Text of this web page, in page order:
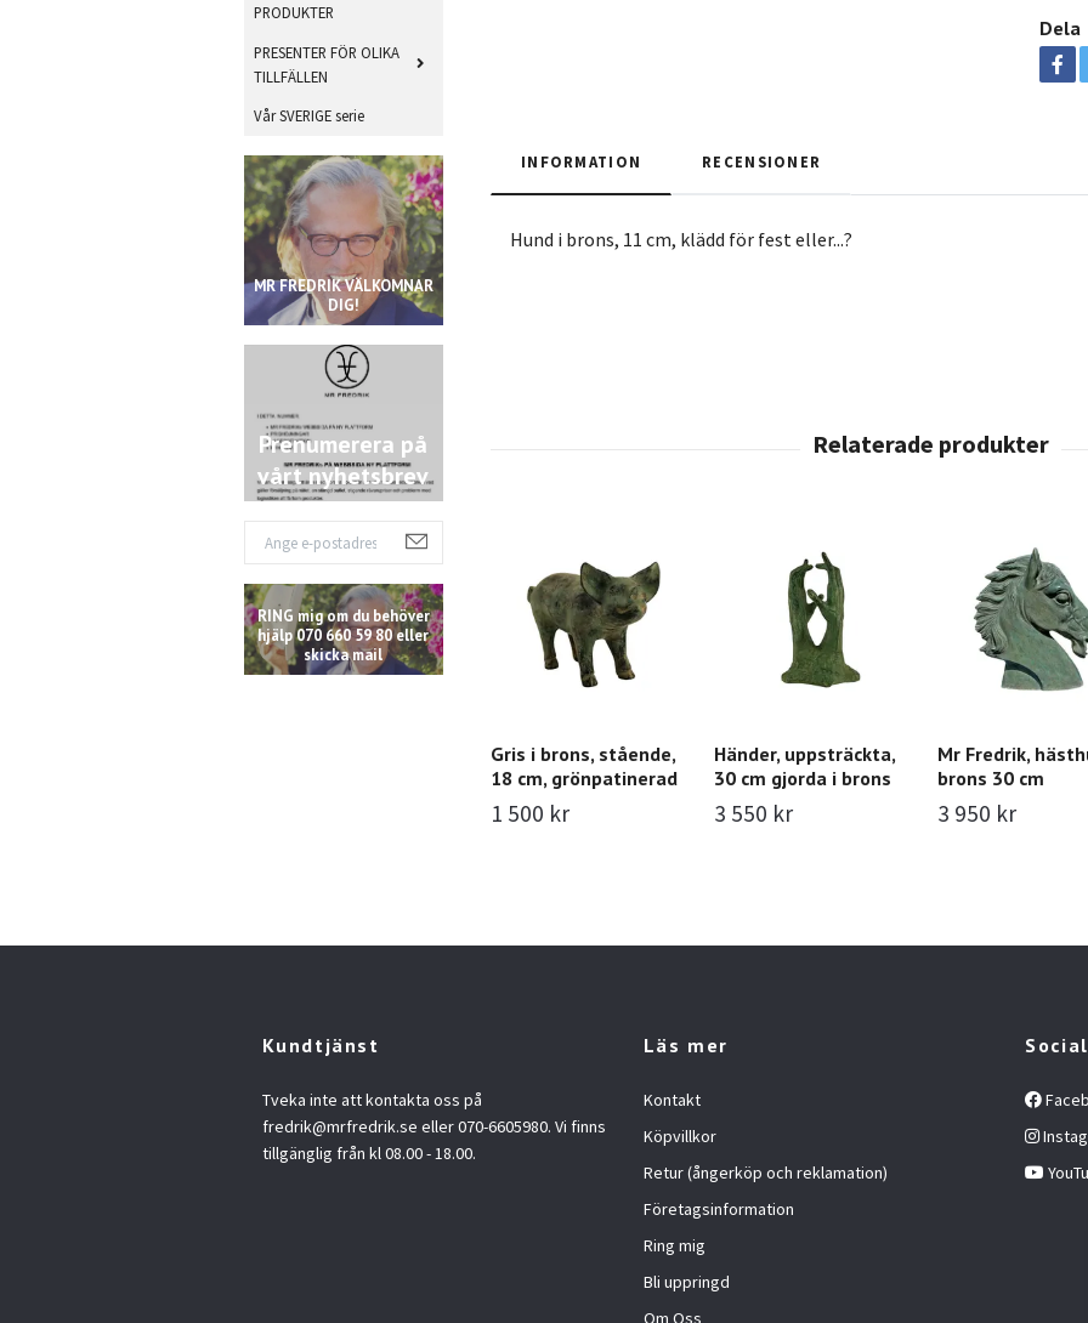
PRODUKTER
PRESENTER FÖR OLIKA
TILLFÄLLEN
Vår SVERIGE serie
MR FREDRIK VÄLKOMNAR
DIG!
Prenumerera på
vårt nyhetsbrev
RING mig om du behöver
hjälp 070 660 59 80 eller
skicka mail
Dela
INFORMATION RECENSIONER
Hund i brons, 11 cm, klädd för fest eller...?
Gris i brons, stående,
18 cm, grönpatinerad
1 500 kr
Händer, uppsträckta,
30 cm gjorda i brons
3 550 kr
Mr Fredrik,
brons 30 cm
3 950 kr
Kundtjänst
Tveka inte att kontakta oss på
fredrik@mrfredrik.se eller 070-6605980. Vi finns
tillgänglig från kl 08.00 - 18.00.
Läs mer
Kontakt
Köpvillkor
Retur (ångerköp och reklamation)
Företagsinformation
Ring mig
Bli uppringd
Om Oss